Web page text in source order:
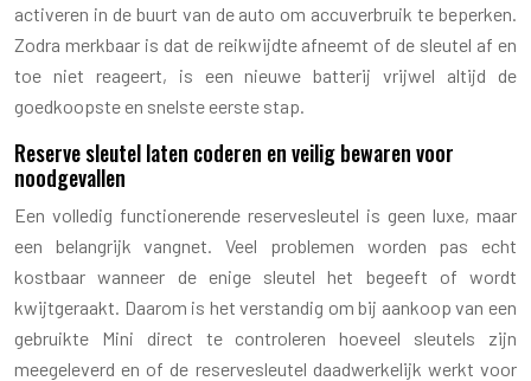
activeren in de buurt van de auto om accuverbruik te beperken.
Zodra merkbaar is dat de reikwijdte afneemt of de sleutel af en
toe niet reageert, is een nieuwe batterij vrijwel altijd de
goedkoopste en snelste eerste stap.
Reserve sleutel laten coderen en veilig bewaren voor
noodgevallen
Een volledig functionerende reservesleutel is geen luxe, maar
een belangrijk vangnet. Veel problemen worden pas echt
kostbaar wanneer de enige sleutel het begeeft of wordt
kwijtgeraakt. Daarom is het verstandig om bij aankoop van een
gebruikte Mini direct te controleren hoeveel sleutels zijn
meegeleverd en of de reservesleutel daadwerkelijk werkt voor